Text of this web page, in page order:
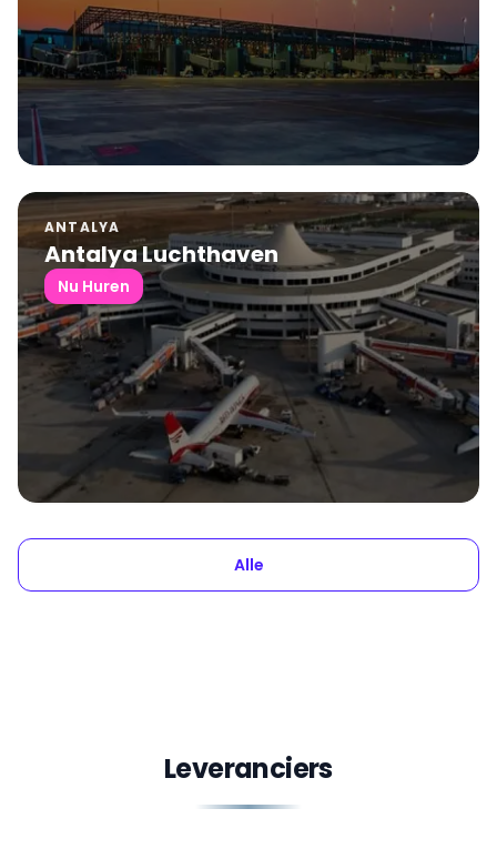
ANTALYA
Antalya Luchthaven
Nu Huren
Alle
Leveranciers